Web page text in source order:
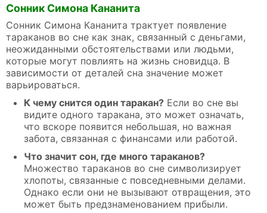
Сонник Симона Кананита
Сонник Симона Кананита трактует появление
тараканов во сне как знак, связанный с деньгами,
неожиданными обстоятельствами или людьми,
которые могут повлиять на жизнь сновидца. В
зависимости от деталей сна значение может
варьироваться.
К чему снится один таракан? Если во сне вы
видите одного таракана, это может означать,
что вскоре появится небольшая, но важная
забота, связанная с финансами или работой.
Что значит сон, где много тараканов?
Множество тараканов во сне символизирует
хлопоты, связанные с повседневными делами.
Однако если они не вызывают отвращения, это
может быть предзнаменованием прибыли.